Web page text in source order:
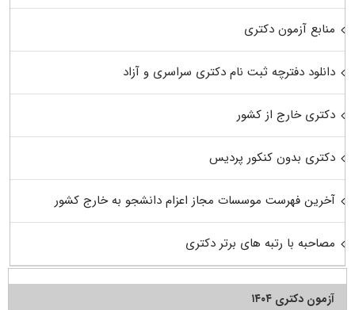
منابع آزمون دکتری
دانلود دفترچه ثبت نام دکتری سراسری و آزاد
دکتری خارج از کشور
دکتری بدون کنکور پردیس
آخرین فهرست موسسات مجاز اعزام دانشجو به خارج کشور
مصاحبه با رتبه های برتر دکتری
آزمون دکتری ۱۴۰۴